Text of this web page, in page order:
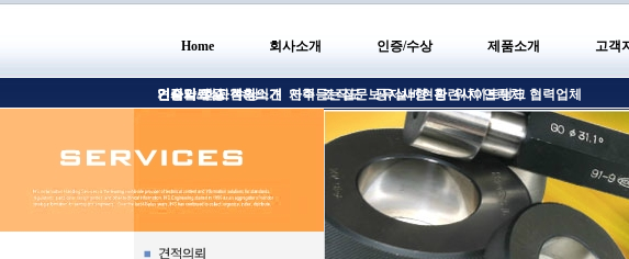
Home 회사소개
인사말 회사현황소개 연혁 조직도 보유설비현황 위치/연락처 협력업체
인증/수상
인증서/인증 수상
제품소개 고객
견적의뢰 고객의의견 자주듣는질문 공지사항 관련사이트링크
기술자료실